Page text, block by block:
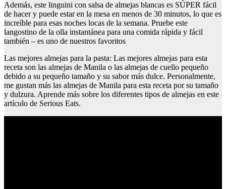
Además, este linguini con salsa de almejas blancas es SÚPER fácil
de hacer y puede estar en la mesa en menos de 30 minutos, lo que es
increíble para esas noches locas de la semana. Pruebe este
langostino de la olla instantánea para una comida rápida y fácil
también – es uno de nuestros favoritos
Las mejores almejas para la pasta: Las mejores almejas para esta
receta son las almejas de Manila o las almejas de cuello pequeño
debido a su pequeño tamaño y su sabor más dulce. Personalmente,
me gustan más las almejas de Manila para esta receta por su tamaño
y dulzura. Aprende más sobre los diferentes tipos de almejas en este
artículo de Serious Eats.